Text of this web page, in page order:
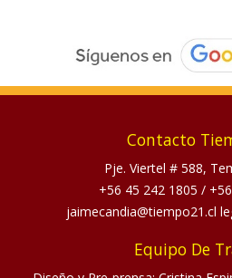
Contacto
Pje. Viertel # 588,
+56 45 242 1805 /
jaimecandia@tiempo21.cl
Equipo De